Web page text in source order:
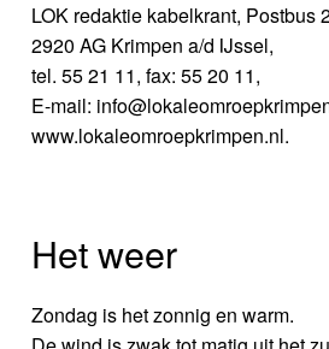
LOK redaktie kabelkrant, Postbus
2920 AG Krimpen a/d IJssel,
tel. 55 21 11, fax: 55 20 11,
E-mail:
www.lokaleomroepkrimpen.nl.
Het weer
Zondag is het zonnig en warm.